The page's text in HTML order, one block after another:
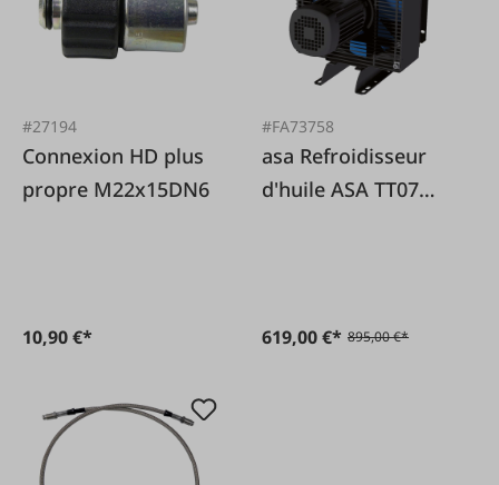
#27194
Connexion HD plus
propre M22x15DN6
10,90 €*
#FA73758
asa Refroidisseur
d'huile ASA TT07
619,00 €* 895,00 €*